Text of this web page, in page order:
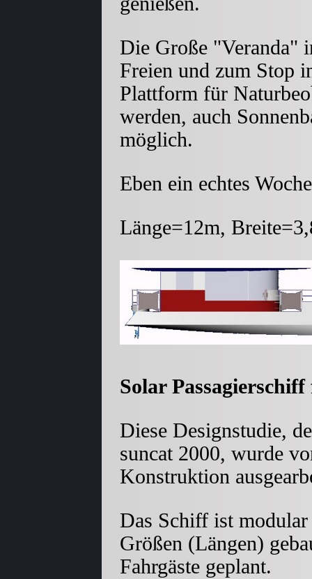
Die Große "Veranda"
Freien und zum Stop
Plattform für
werden, auch
möglich.
Eben ein echtes
Länge=12m,
Solar
Diese Designstudie,
suncat 2000, wurde
Konstruktion
Das Schiff ist
Größen (Längen)
Fahrgäste geplant.